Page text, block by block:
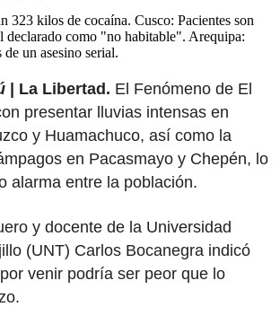
323 kilos de cocaína. Cusco: Pacientes son
declarado como "no habitable". Arequipa:
un asesino serial.
| La Libertad. El Fenómeno de El
presentar lluvias intensas en
y Huamachuco, así como la
en Pacasmayo y Chepén, lo
alarma entre la población.
y docente de la Universidad
(UNT) Carlos Bocanegra indicó
venir podría ser peor que lo